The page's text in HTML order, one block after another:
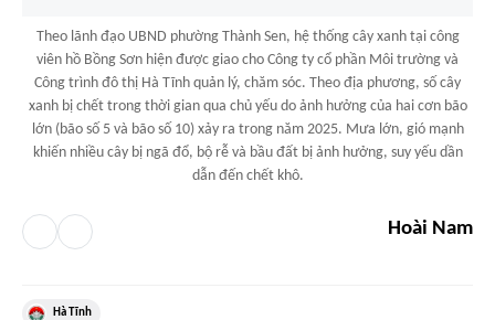
Theo lãnh đạo UBND phường Thành Sen, hệ thống cây xanh tại công
viên hồ Bồng Sơn hiện được giao cho Công ty cổ phần Môi trường và
Công trình đô thị Hà Tĩnh quản lý, chăm sóc. Theo địa phương, số cây
xanh bị chết trong thời gian qua chủ yếu do ảnh hưởng của hai cơn bão
lớn (bão số 5 và bão số 10) xảy ra trong năm 2025. Mưa lớn, gió mạnh
khiến nhiều cây bị ngã đổ, bộ rễ và bầu đất bị ảnh hưởng, suy yếu dần
dẫn đến chết khô.
Hoài Nam
Hà Tĩnh